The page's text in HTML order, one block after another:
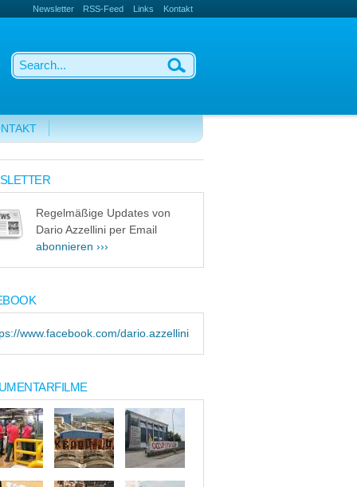
Newsletter RSS-Feed Links Kontakt
Regelmäßige Updates von
Dario Azzellini per Email
abonnieren ›››
www.facebook.com/dario.azzellini